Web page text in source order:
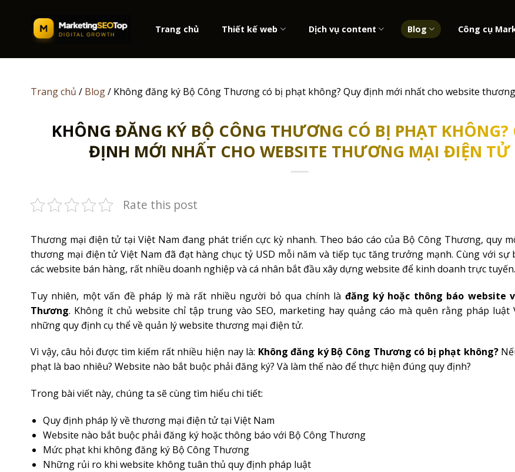
Trang chủ Thiết kế web Dịch vụ content Blog Công cụ
Trang chủ / Blog/ Không đăng ký Bộ Công Thương có bị phạt không? Quy định mới nhất cho website
KHÔNG ĐĂNG KÝ BỘ CÔNG THƯƠNG CÓ BỊ PHẠT KHÔNG?
ĐỊNH MỚI NHẤT CHO WEBSITE THƯƠNG MẠI ĐIỆN TỬ
Rate this post
Thương mại điện tử tại Việt Nam đang phát triển cực kỳ nhanh. Theo báo cáo của Bộ Công Thương, quy
thương mại điện tử Việt Nam đã đạt hàng chục tỷ USD mỗi năm và tiếp tục tăng trưởng mạnh. Cùng với sự
các website bán hàng, rất nhiều doanh nghiệp và cá nhân bắt đầu xây dựng website để kinh doanh trực tuyến.
Tuy nhiên, một vấn đề pháp lý mà rất nhiều người bỏ qua chính là đăng ký hoặc thông báo website
Thương. Không ít chủ website chỉ tập trung vào SEO, marketing hay quảng cáo mà quên rằng pháp luật
những quy định cụ thể về quản lý website thương mại điện tử.
Vì vậy, câu hỏi được tìm kiếm rất nhiều hiện nay là: Không đăng ký Bộ Công Thương có bị phạt không?
phạt là bao nhiêu? Website nào bắt buộc phải đăng ký? Và làm thế nào để thực hiện đúng quy định?
Trong bài viết này, chúng ta sẽ cùng tìm hiểu chi tiết:
Quy định pháp lý về thương mại điện tử tại Việt Nam
Website nào bắt buộc phải đăng ký hoặc thông báo với Bộ Công Thương
Mức phạt khi không đăng ký Bộ Công Thương
Những rủi ro khi website không tuân thủ quy định pháp luật